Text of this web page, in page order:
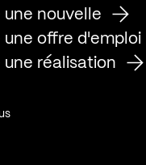
une nouvelle
une offre d'emploi
une réalisation